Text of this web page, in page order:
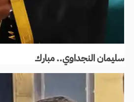
سليمان النجداوي.. مبارك